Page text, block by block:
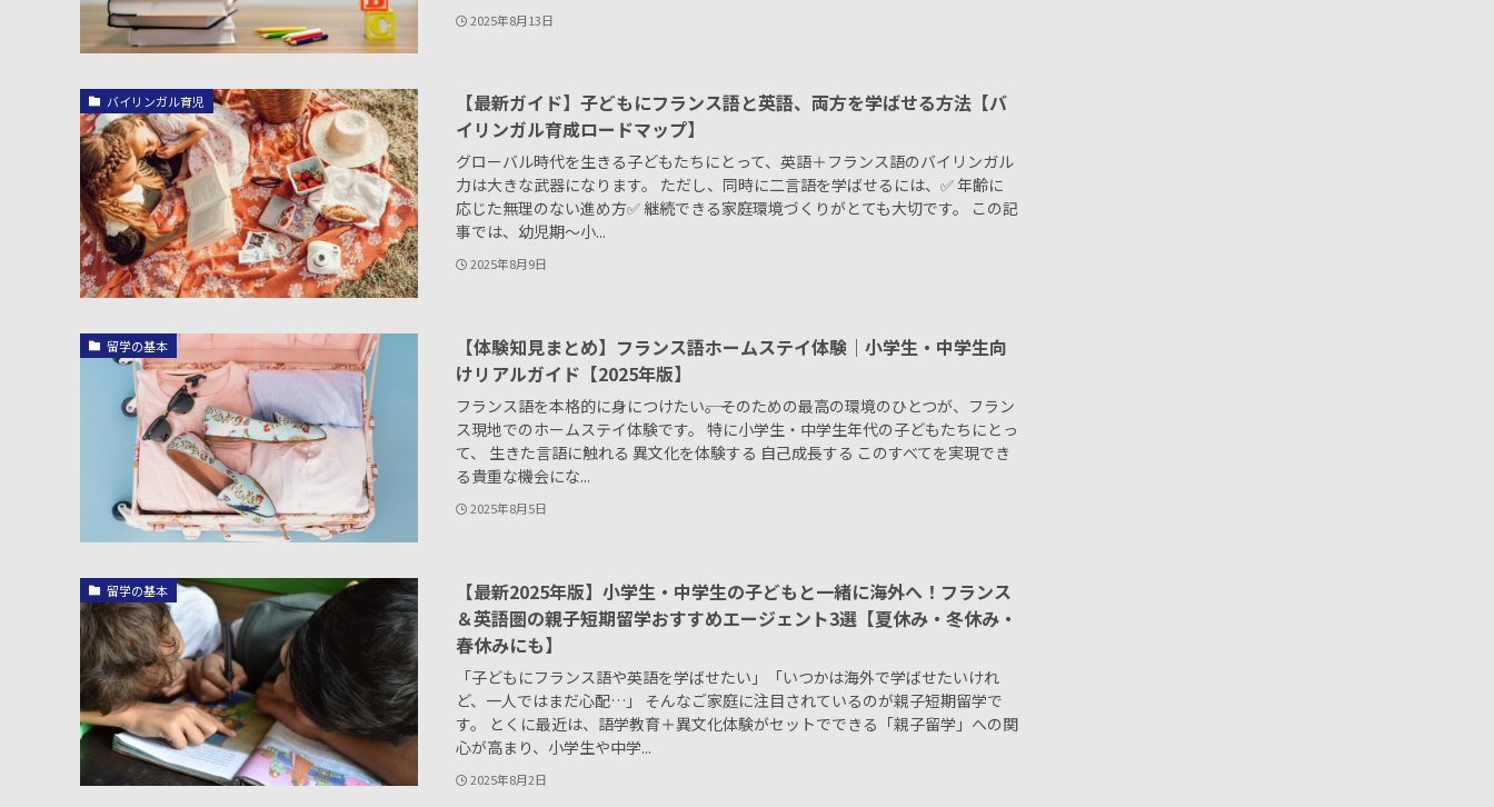
2025年8月13日
バイリンガル育児
【最新ガイド】子どもにフランス語と英語、両方を学ばせる方法【バ
イリンガル育成ロードマップ】
グローバル時代を生きる子どもたちにとって、英語＋フランス語のバイリンガル
力は大きな武器になります。 ただし、同時に二言語を学ばせるには、✅ 年齢に
応じた無理のない進め方✅ 継続できる家庭環境づくりがとても大切です。 この記
事では、幼児期〜小...
2025年8月9日
留学の基本
【体験知見まとめ】フランス語ホームステイ体験｜小学生・中学生向
けリアルガイド【2025年版】
フランス語を本格的に身につけたい――。そのための最高の環境のひとつが、フラン
ス現地でのホームステイ体験です。 特に小学生・中学生年代の子どもたちにとっ
て、 生きた言語に触れる 異文化を体験する 自己成長する このすべてを実現でき
る貴重な機会にな...
2025年8月5日
留学の基本
【最新2025年版】小学生・中学生の子どもと一緒に海外へ！フランス
＆英語圏の親子短期留学おすすめエージェント3選【夏休み・冬休み・
春休みにも】
「子どもにフランス語や英語を学ばせたい」「いつかは海外で学ばせたいけれ
ど、一人ではまだ心配…」 そんなご家庭に注目されているのが親子短期留学で
す。 とくに最近は、語学教育＋異文化体験がセットでできる「親子留学」への関
心が高まり、小学生や中学...
2025年8月2日